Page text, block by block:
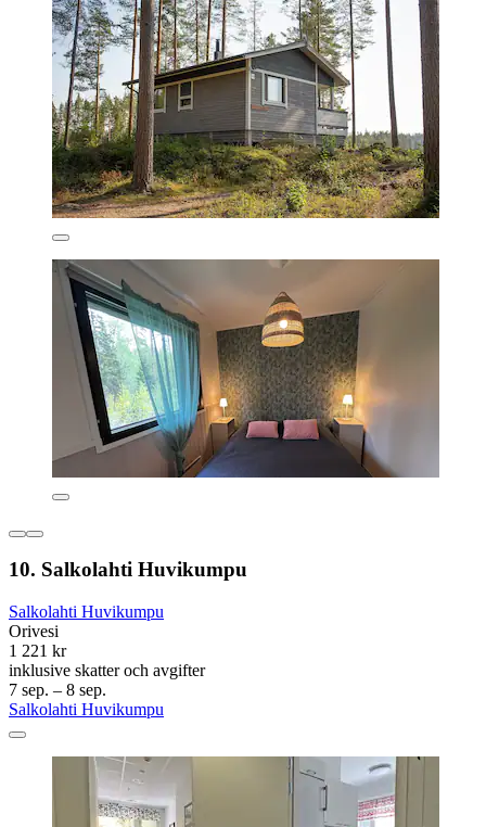
10. Salkolahti Huvikumpu
Salkolahti Huvikumpu
Orivesi
1 221 kr
inklusive skatter och avgifter
7 sep. – 8 sep.
Salkolahti Huvikumpu